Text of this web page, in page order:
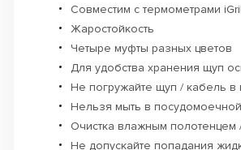
Совместим с термометрами
Жаростойкость
Четыре муфты разных цветов
Для удобства хранения щуп
Не погружайте щуп / кабель в
Нельзя мыть в
Очистка влажным полотенцем
Не допускайте попадания